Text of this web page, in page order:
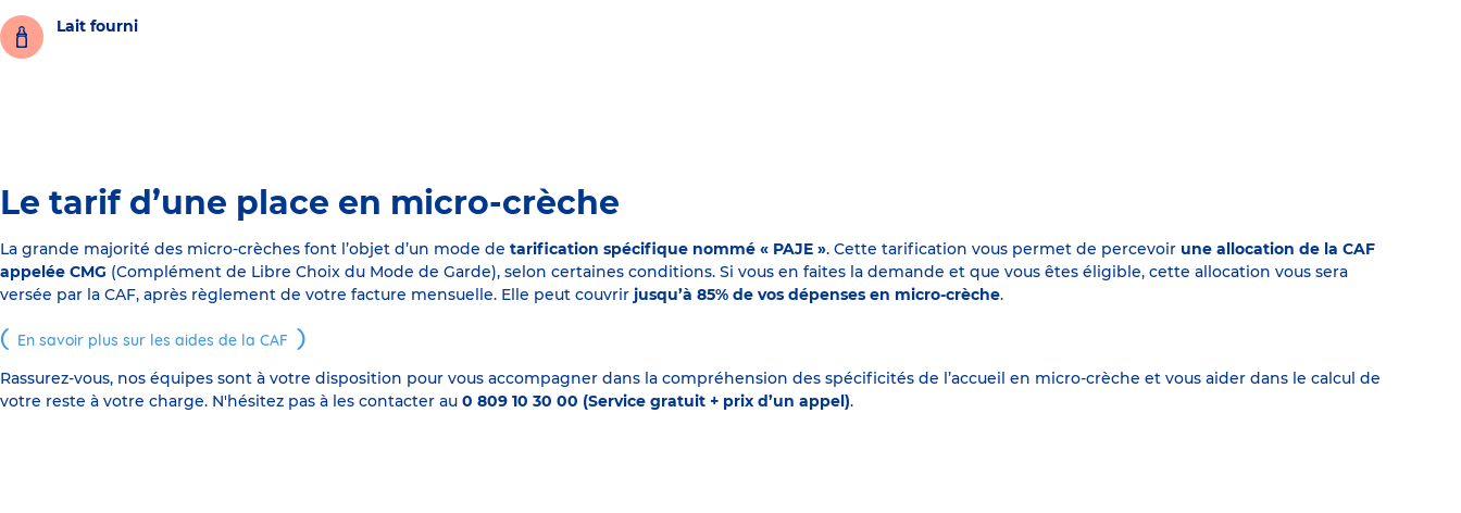
Lait fourni
Le tarif d’une place en micro-crèche
La grande majorité des micro-crèches font l’objet d’un mode de tarification spécifique nommé « PAJE ». Cette tarification vous permet de percevoir une allocation de la CAF
appelée CMG (Complément de Libre Choix du Mode de Garde), selon certaines conditions. Si vous en faites la demande et que vous êtes éligible, cette allocation vous sera
versée par la CAF, après règlement de votre facture mensuelle. Elle peut couvrir jusqu’à 85% de vos dépenses en micro-crèche.
En savoir plus sur les aides de la CAF
Rassurez-vous, nos équipes sont à votre disposition pour vous accompagner dans la compréhension des spécificités de l’accueil en micro-crèche et vous aider dans le calcul de
votre reste à votre charge. N'hésitez pas à les contacter au 0 809 10 30 00 (Service gratuit + prix d’un appel).